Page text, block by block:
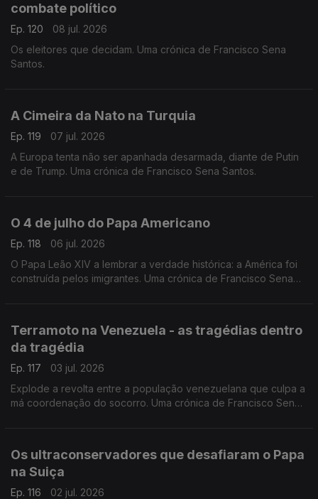
combate político
Ep. 120
08 jul. 2026
Os eleitores que decidam. Uma crónica de Francisco Sena
Santos.
A Cimeira da Nato na Turquia
Ep. 119
07 jul. 2026
A Europa tenta não ser apanhada desarmada, diante de Putin
e de Trump. Uma crónica de Francisco Sena Santos.
O 4 de julho do Papa Americano
Ep. 118
06 jul. 2026
O Papa Leão XIV a lembrar a verdade histórica: a América foi
construída pelos imigrantes. Uma crónica de Francisco Sena
Terramoto na Venezuela - as tragédias dentro
da tragédia
Ep. 117
03 jul. 2026
Explode a revolta entre a população venezuelana que culpa a
má coordenação do socorro. Uma crónica de Francisco Sena
Os ultraconservadores que desafiaram o Papa
na Suiça
Ep. 116
02 jul. 2026